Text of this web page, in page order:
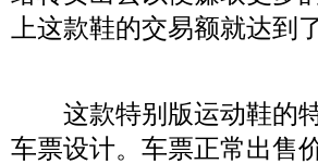
上这款鞋的交易额就达到
这款特别版运动鞋的特
车票设计。车票正常出售